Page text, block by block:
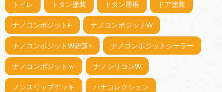
トイレ トタン塗装 トタン屋根 ドア塗装
ナノコンポジットF ナノコンポジットW
ナノコンポジットW防藻+ ナノコンポジットシーラー
ナノコンポジットｗ ナノシリコンW
ノンスリップデッキ ハナコレクション